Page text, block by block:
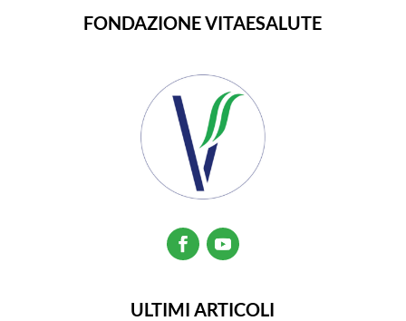
FONDAZIONE VITAESALUTE
ULTIMI ARTICOLI